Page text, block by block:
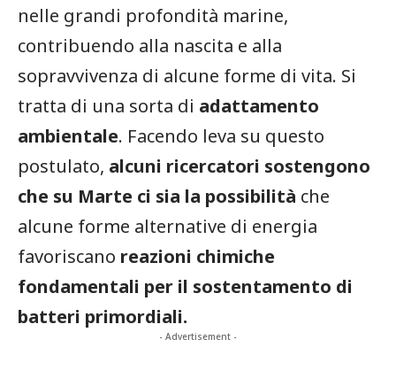
nelle grandi profondità marine,
contribuendo alla nascita e alla
sopravvivenza di alcune forme di vita. Si
tratta di una sorta di adattamento
ambientale. Facendo leva su questo
postulato, alcuni ricercatori sostengono
che su Marte ci sia la possibilità che
alcune forme alternative di energia
favoriscano reazioni chimiche
fondamentali per il sostentamento di
batteri primordiali.
- Advertisement -